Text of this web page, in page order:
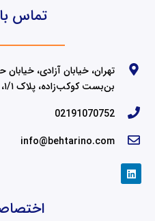
تماس با
تهران، خیابان آزادی،
بن‌بست کوکب‌زاده، پلاک ۱/۱، شرکت ایده‌کاوان سرآمد سیستم
02191070752
info@behtarino.com
L
i
n